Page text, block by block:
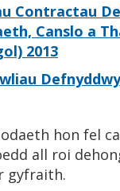
Contractau
Canslo a
2013
hon fel
all roi
gyfraith.